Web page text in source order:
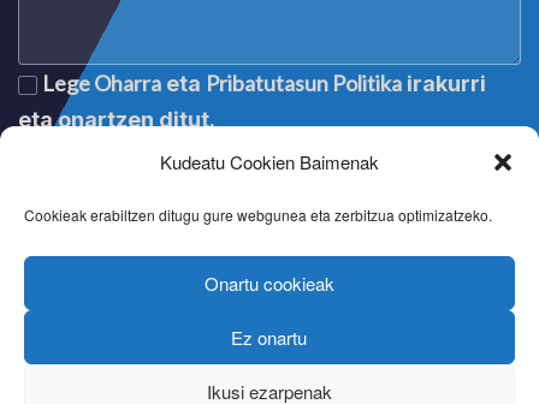
Kudeatu Cookien Baimenak
Cookieak erabiltzen ditugu gure webgunea eta zerbitzua optimizatzeko.
Onartu cookieak
Ez onartu
Ikusi ezarpenak
Lege Oharra eta Pribatutasun Politika irakurri
eta onartzen ditut.
confidentialité|Privacy policy